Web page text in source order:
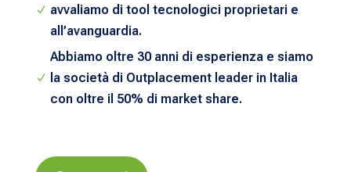
N avvaliamo di tool tecnologici proprietari e
all’avanguardia.
N
Abbiamo oltre 30 anni di esperienza e siamo
la società di Outplacement leader in Italia
con oltre il 50% di market share.